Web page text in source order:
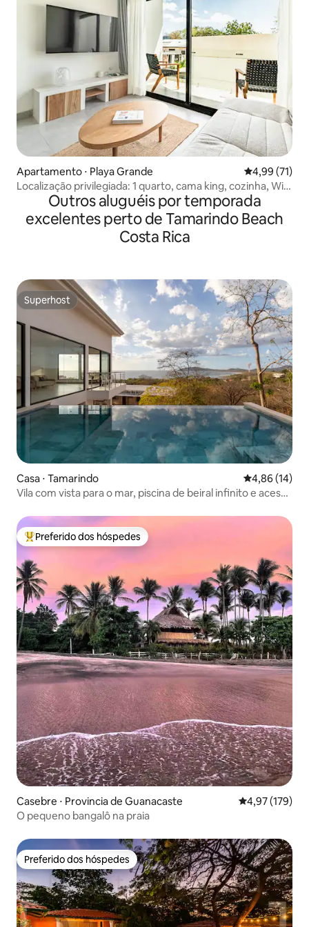
Apartamento ⋅ Playa Grande 4,99 de uma
4,99 (71)
Localização privilegiada: 1 quarto, cama king, cozinha, Wi-
Fi completoOutros aluguéis por temporada
excelentes perto de Tamarindo Beach
Costa Rica
Superhost
Superhost
Casa ⋅ Tamarindo 4,86 de uma
4,86 (14)
Vila com vista para o mar, piscina de beiral infinito e acesso
Entre os melhores preferidos dos hóspedes
Preferido dos hóspedes
Casebre ⋅ Provincia de Guanacaste 4,97 de uma
4,97 (179)
O pequeno bangalô na praia
Preferido dos hóspedes
Preferido dos hóspedes